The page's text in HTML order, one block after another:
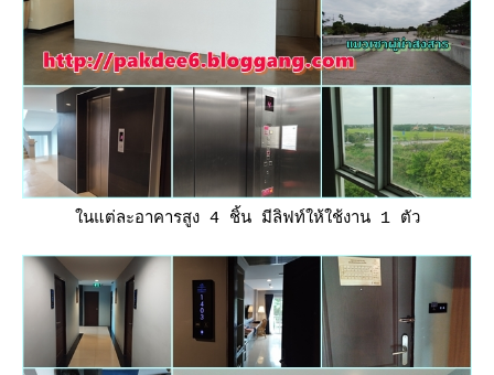
นแต่ละอาคารสูง 4 ชิ้น มีลิฟท์ให้ใช้งาน 1 ตัว